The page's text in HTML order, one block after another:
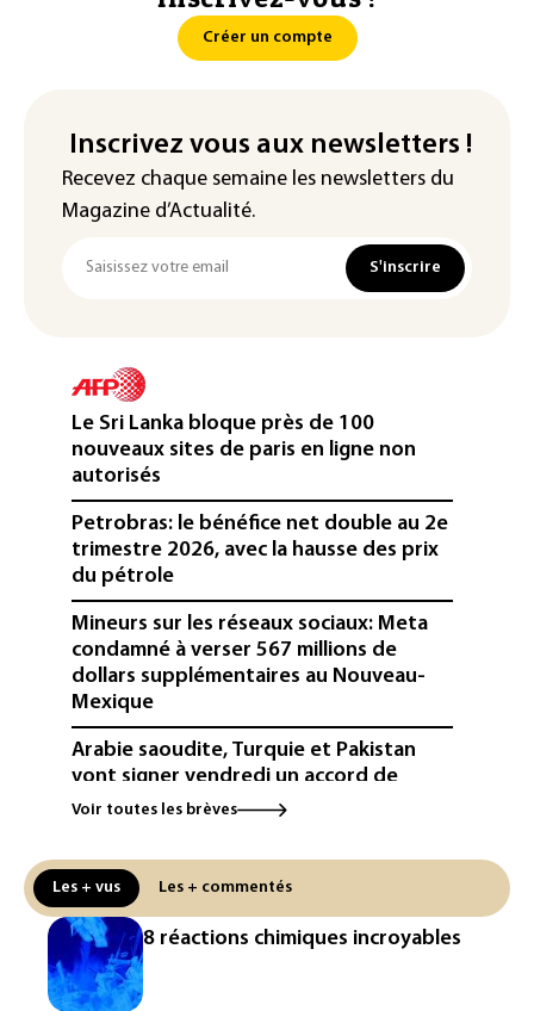
Créer un compte
Inscrivez vous aux newsletters !
Recevez chaque semaine les newsletters du
Magazine d’Actualité.
S'inscrire
Le Sri Lanka bloque près de 100
nouveaux sites de paris en ligne non
autorisés
Petrobras: le bénéfice net double au 2e
trimestre 2026, avec la hausse des prix
du pétrole
Mineurs sur les réseaux sociaux: Meta
condamné à verser 567 millions de
dollars supplémentaires au Nouveau-
Mexique
Arabie saoudite, Turquie et Pakistan
vont signer vendredi un accord de
défense (source proche de l'armée)
d'ados britanniques compte
contourner le couvre-feu (sondage)
Puces et solaire: les Etats-Unis taxent
un matériau clé dominé par la Chine
Voir toutes les brèves
Les + vus Les + commentés
8 réactions chimiques incroyables